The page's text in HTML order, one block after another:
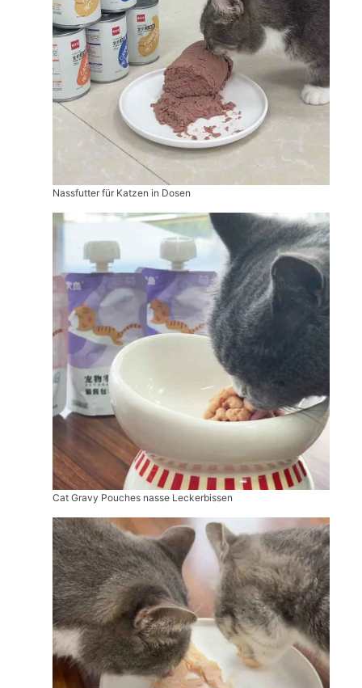
Nassfutter für Katzen in Dosen
Cat Gravy Pouches nasse Leckerbissen